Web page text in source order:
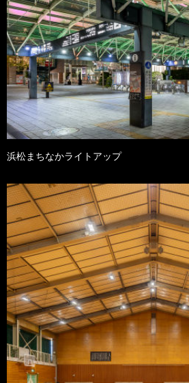
浜松まちなかライトアップ